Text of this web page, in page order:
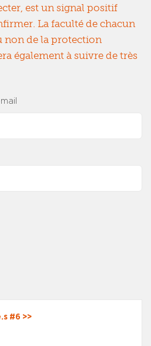
#6 >>
est un signal positif
La faculté de chacun
non de la protection
également à suivre de très